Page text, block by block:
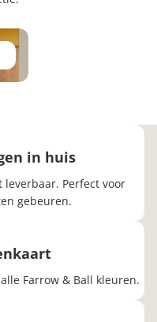
in huis
Perfect voor
gebeuren.
Farrow & Ball kleuren.